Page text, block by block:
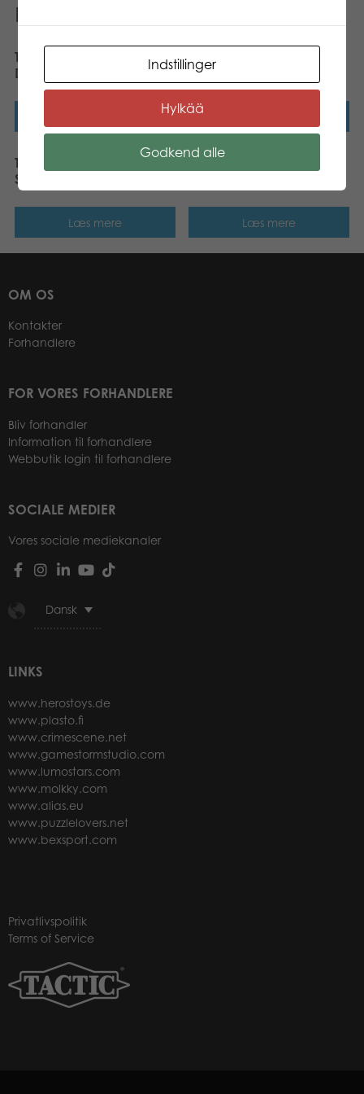
Relaterede varer
Tactic Save the Sea
Dolphin Willow plush
Tactic Save the Sea
Octopus Frans plush
Tactic Save the Sea
Seahorse Matilda plush
Læs mere
Tactic Save the Sea Fish
Læs mere
OM OS
Kontakter
Forhandlere
FOR VORES FORHANDLERE
Bliv forhandler
Information til forhandlere
Webbutik login til forhandlere
SOCIALE MEDIER
Vores sociale mediekanaler
Dansk
LINKS
www.herostoys.de
www.plasto.fi
www.crimescene.net
www.gamestormstudio.com
www.lumostars.com
www.molkky.com
www.alias.eu
www.puzzlelovers.net
www.bexsport.com
Privatlivspolitik
Terms of Service
Indstillinger
Hylkää
Godkend alle